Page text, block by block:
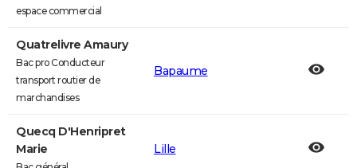
espace commercial
Quatrelivre Amaury
Bac pro Conducteur
transport routier de
marchandises
Bapaume
Quecq D'Henripret
Marie
Lille